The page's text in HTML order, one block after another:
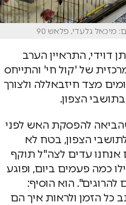
מיכאל גלעדי, פלאש 90
דוידי, התראיין הערב
של 'קול חי' והתייחס
מצד חיזבאללה ולצורך
הצפון.
להפסקת האש לפני
הצפון, בטח לא
אנחנו עדים לצה"ל תוקף
כמה פעמים ביום, ופוגע
הוא הוסיף:
כל הזמן ולראות איך הם